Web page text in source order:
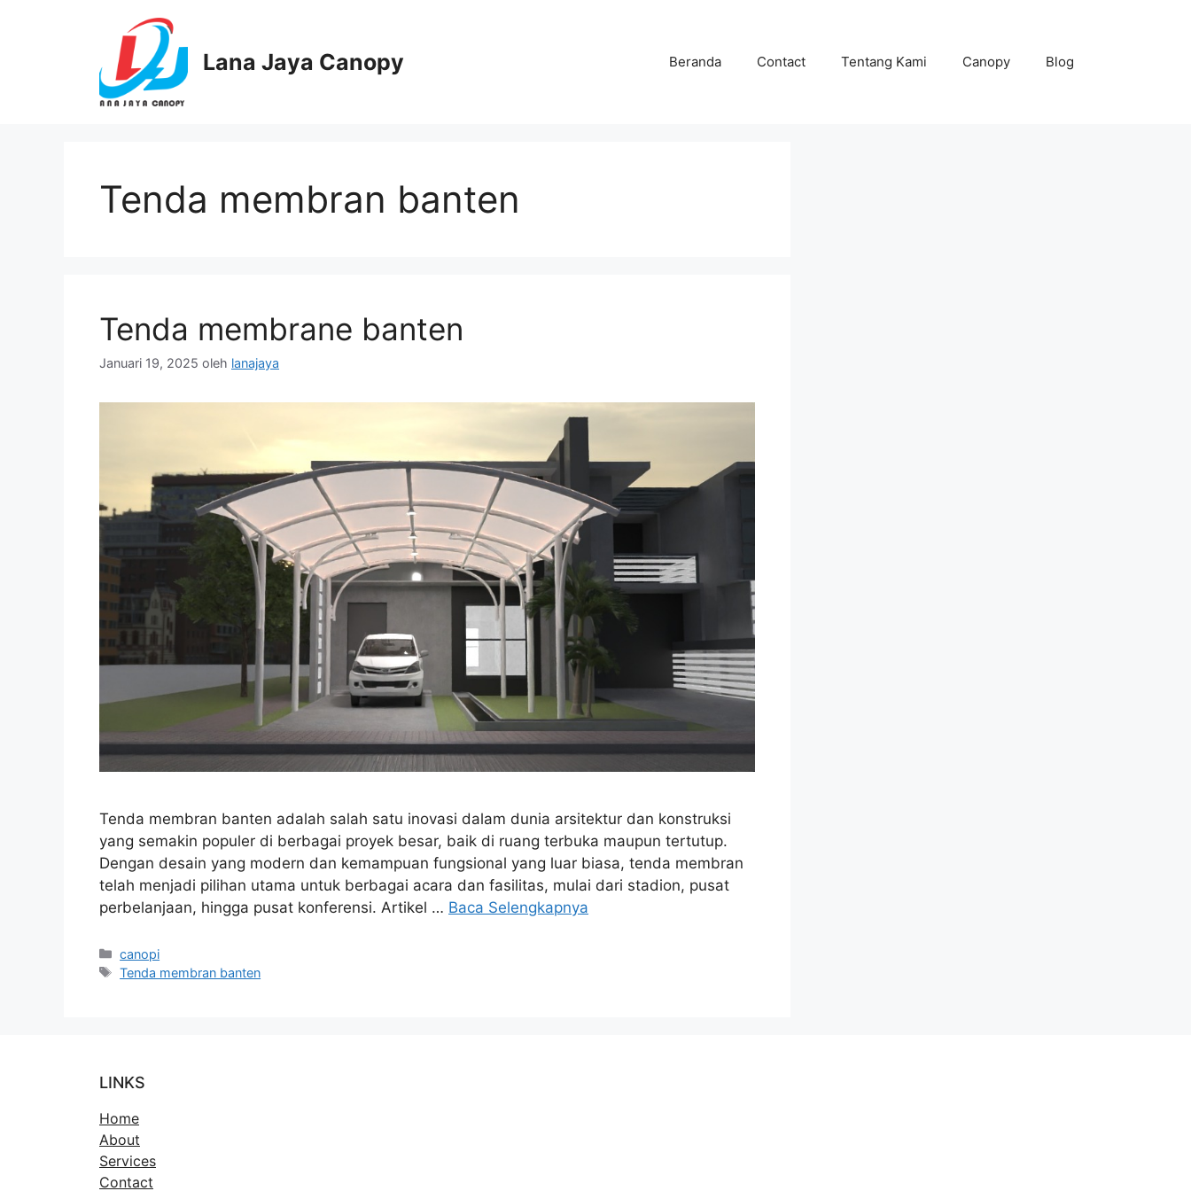
Lana Jaya Canopy Beranda Contact Tentang Kami Canopy Blog
Tenda membran banten
Tenda membrane banten
Januari 19, 2025 oleh lanajaya
Tenda membran banten adalah salah satu inovasi dalam dunia arsitektur dan konstruksi
yang semakin populer di berbagai proyek besar, baik di ruang terbuka maupun tertutup.
Dengan desain yang modern dan kemampuan fungsional yang luar biasa, tenda membran
telah menjadi pilihan utama untuk berbagai acara dan fasilitas, mulai dari stadion, pusat
perbelanjaan, hingga pusat konferensi. Artikel … Baca Selengkapnya
Kategori
canopi
Tag
Tenda membran banten
LINKS
Home
About
Services
Contact